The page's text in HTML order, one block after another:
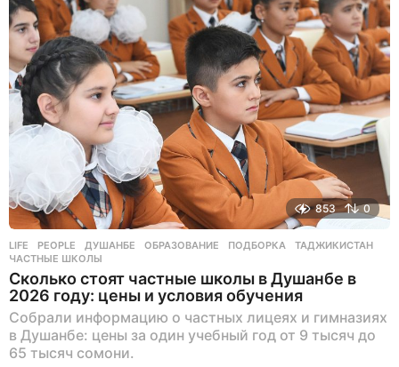
а
853 0
LIFE ,PEOPLE ДУШАНБЕ ,ОБРАЗОВАНИЕ ,ПОДБОРКА ,ТАДЖИКИСТАН
ЧАСТНЫЕ ШКОЛЫ
Сколько стоят частные школы в Душанбе в
2026 году: цены и условия обучения
Собрали информацию о частных лицеях и гимназиях
в Душанбе: цены за один учебный год от 9 тысяч до
65 тысяч сомони.